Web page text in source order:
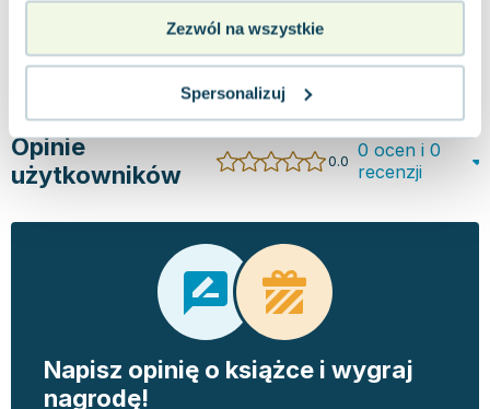
Zezwól na wszystkie
Spersonalizuj
Opinie
użytkowników
0.0 0 ocen i 0
recenzji
Napisz opinię o książce i wygraj
nagrodę!